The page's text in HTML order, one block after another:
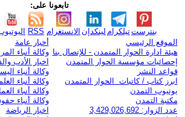
تابعونا على:
RSS الانستغرام لينكدإن تيلكرامبنترست
الموقع الرئيسي
هيئة ادارة الحوار المتمدن - للإتصال بنا
إحصائيات مؤسسة الحوار المتمدن
قواعد النشر
ابرز كتاب / كاتبات الحوار المتمدن
يوتيوب التمدن
مكتبة التمدن
عدد الزوار: 3,429,026,692
أخبار عامة
وكالة أنباء
اخبار الأدب
وكالة أنباء
وكالة أنباء
وكالة أنباء
وكالة أنباء
اخبار الرياضة